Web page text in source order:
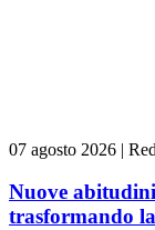
07 agosto 2026 |
Nuove
trasformando